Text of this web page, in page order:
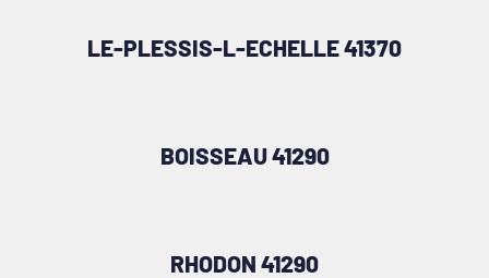
LE-PLESSIS-L-ECHELLE 41370
BOISSEAU 41290
RHODON 41290